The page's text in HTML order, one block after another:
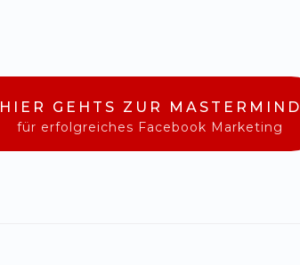
HIER GEHTS ZUR MASTERMIND
für erfolgreiches Facebook Marketing